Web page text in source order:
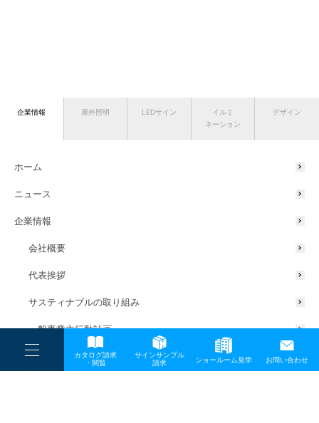
----
----
-
カタログ請求
・閲覧
サインサンプル
請求
ショールーム見学 お問い合わせ
企業情報 屋外照明 LEDサイン
イルミ
ネーション
デザイン
ホーム
ニュース
企業情報
会社概要
代表挨拶
サスティナブルの取り組み
一般事業主行動計画